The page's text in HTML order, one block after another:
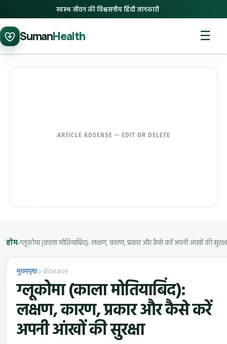
स्वस्थ जीवन की विश्वसनीय हिंदी जानकारी
SumanHealth ☰
ARTICLE ADSENSE — EDIT OR DELETE
होम›ग्लूकोमा (काला मोतियाबिंद): लक्षण, कारण, प्रकार और कैसे करें अपनी आंखों की सुरक्षा
मुख्यपृष्ठ disease
ग्लूकोमा (काला मोतियाबिंद):
लक्षण, कारण, प्रकार और कैसे करें
अपनी आंखों की सुरक्षा